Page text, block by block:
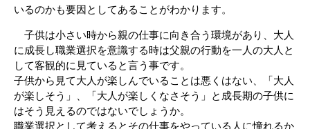
いるのかも要因としてあることがわかります。
子供は小さい時から親の仕事に向き合う環境があり、大人
に成長し職業選択を意識する時は父親の行動を一人の大人と
して客観的に見ていると言う事です。
子供から見て大人が楽しんでいることは悪くはない、「大人
が楽しそう」、「大人が楽しくなさそう」と成長期の子供に
はそう見えるのではないでしょうか。
職業選択として考えるとその仕事をやっている人に憧れるか